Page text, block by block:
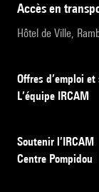
accès en
Hôtel de Ville,
Offres d’emploi et
L’équipe IRCAM
Soutenir l’IRCAM
Centre Pompidou